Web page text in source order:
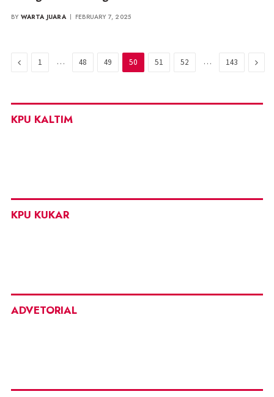
BY WARTA JUARA FEBRUARY 7, 2025
Previous
1 … 48 49 50 51 52 … 143 Next
KPU KALTIM
KPU KUKAR
ADVETORIAL